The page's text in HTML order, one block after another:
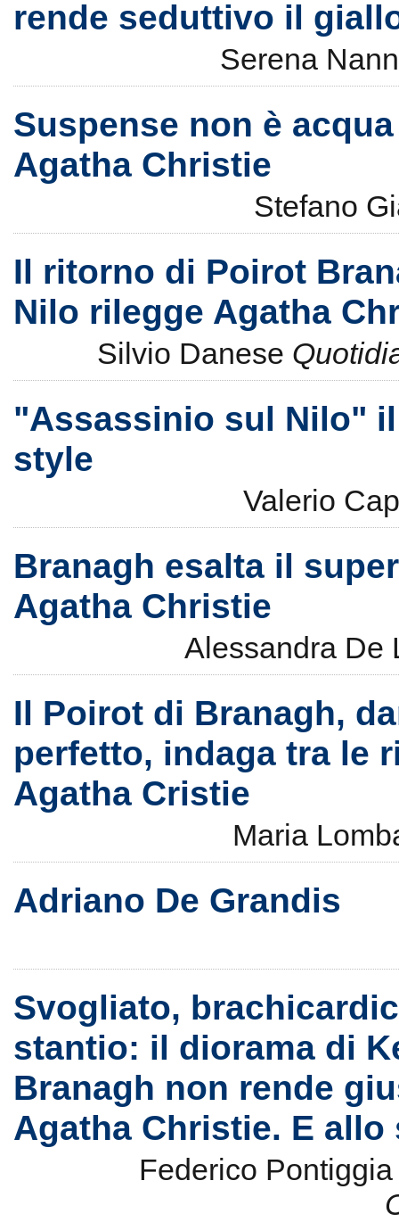
rende seduttivo il
Serena
Suspense non è
Agatha Christie
Stefano
Il ritorno di Poirot
Nilo rilegge Agatha
Silvio Danese
"Assassinio sul Nilo"
style
Valerio
Branagh esalta il
Agatha Christie
Alessandra De
Il Poirot di Branagh,
perfetto, indaga tra le
Agatha Cristie
Maria
Adriano De Grandis
Svogliato,
stantio: il diorama di
Branagh non rende
Agatha Christie. E allo
Federico